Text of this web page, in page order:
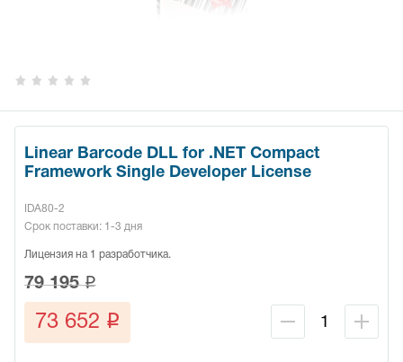
Linear Barcode DLL for .NET Compact
Framework Single Developer License
IDA80-2
Срок поставки: 1-3 дня
Лицензия на 1 разработчика.
79 195q
73 652 q